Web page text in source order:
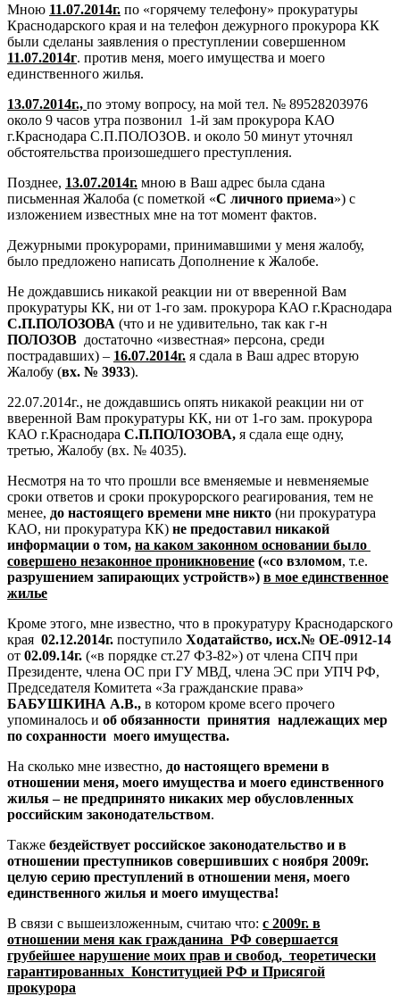
Мною 11.07.2014г. по «горячему телефону» прокуратуры
Краснодарского края и на телефон дежурного прокурора КК
были сделаны заявления о преступлении совершенном
11.07.2014г. против меня, моего имущества и моего
единственного жилья.
13.07.2014г., по этому вопросу, на мой тел. № 89528203976
около 9 часов утра позвонил 1-й зам прокурора КАО
г.Краснодара С.П.ПОЛОЗОВ. и около 50 минут уточнял
обстоятельства произошедшего преступления.
Позднее, 13.07.2014г. мною в Ваш адрес была сдана
письменная Жалоба (с пометкой «С личного приема») с
изложением известных мне на тот момент фактов.
Дежурными прокурорами, принимавшими у меня жалобу,
было предложено написать Дополнение к Жалобе.
Не дождавшись никакой реакции ни от вверенной Вам
прокуратуры КК, ни от 1-го зам. прокурора КАО г.Краснодара
С.П.ПОЛОЗОВА (что и не удивительно, так как г-н
ПОЛОЗОВ достаточно «известная» персона, среди
пострадавших) – 16.07.2014г. я сдала в Ваш адрес вторую
Жалобу (вх. № 3933).
22.07.2014г., не дождавшись опять никакой реакции ни от
вверенной Вам прокуратуры КК, ни от 1-го зам. прокурора
КАО г.Краснодара С.П.ПОЛОЗОВА, я сдала еще одну,
третью, Жалобу (вх. № 4035).
Несмотря на то что прошли все вменяемые и невменяемые
сроки ответов и сроки прокурорского реагирования, тем не
менее, до настоящего времени мне никто (ни прокуратура
КАО, ни прокуратура КК) не предоставил никакой
информации о том, на каком законном основании было
совершено незаконное проникновение («со взломом, т.е.
разрушением запирающих устройств») в мое единственное
жилье
Кроме этого, мне известно, что в прокуратуру Краснодарского
края 02.12.2014г. поступило Ходатайство, исх.№ ОЕ-0912-14
от 02.09.14г. («в порядке ст.27 ФЗ-82») от члена СПЧ при
Президенте, члена ОС при ГУ МВД, члена ЭС при УПЧ РФ,
Председателя Комитета «За гражданские права»
БАБУШКИНА А.В., в котором кроме всего прочего
упоминалось и об обязанности принятия надлежащих мер
по сохранности моего имущества.
На сколько мне известно, до настоящего времени в
отношении меня, моего имущества и моего единственного
жилья – не предпринято никаких мер обусловленных
российским законодательством.
Также бездействует российское законодательство и в
отношении преступников совершивших с ноября 2009г.
целую серию преступлений в отношении меня, моего
единственного жилья и моего имущества!
В связи с вышеизложенным, считаю что: с 2009г. в
отношении меня как гражданина РФ совершается
грубейшее нарушение моих прав и свобод, теоретически
гарантированных Конституцией РФ и Присягой
прокурора